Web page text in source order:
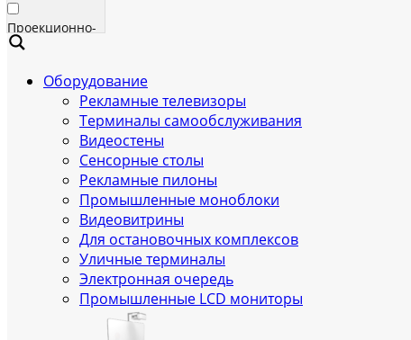
Проекционно-
ёмкостные
Сенсорные
рекламные
телевизоры
помещения
Всепогодные
рекламные
телевизоры
Оборудование
Рекламные телевизоры
Терминалы самообслуживания
Видеостены
Сенсорные столы
Рекламные пилоны
Промышленные моноблоки
Видеовитрины
Для остановочных комплексов
Уличные терминалы
Электронная очередь
Промышленные LCD мониторы